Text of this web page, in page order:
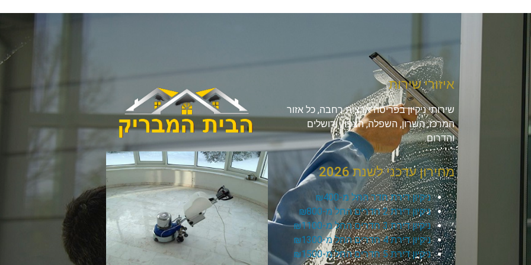
איזורי שירות
שירותי ניקיון בפריסה ארצית רחבה, כל אזור
המרכז, השרון, השפלה, הצפון, ירושלים
והדרום.
מחירון עדכני לשנת 2026
ניקיון דירת חדר החל מ-₪400
ניקיון דירת 2 חדרים החל מ-₪800
ניקיון דירת 3 חדרים החל מ-₪1100
ניקיון דירת 4 חדרים החל מ-₪1300
ניקיון דירת 5 חדרים החל מ-₪1500